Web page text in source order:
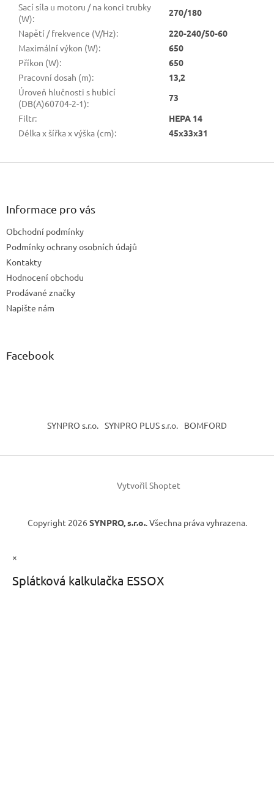
Sací síla u motoru / na konci trubky
(W):
270/180
Napětí / frekvence (V/Hz):
220-240/50-60
Maximální výkon (W):
650
Příkon (W):
650
Pracovní dosah (m):
13,2
Úroveň hlučnosti s hubicí
(DB(A)60704-2-1):
73
Filtr:
HEPA 14
Délka x šířka x výška (cm): 45x33x31
Z
Informace pro vás
Obchodní podmínky
Podmínky ochrany osobních údajů
Kontakty
Hodnocení obchodu
Prodávané značky
Napište nám
Facebook
SYNPRO s.r.o. SYNPRO PLUS s.r.o. BOMFORD
Vytvořil Shoptet
Copyright 2026 SYNPRO, s.r.o.. Všechna práva vyhrazena.
×
Splátková kalkulačka ESSOX